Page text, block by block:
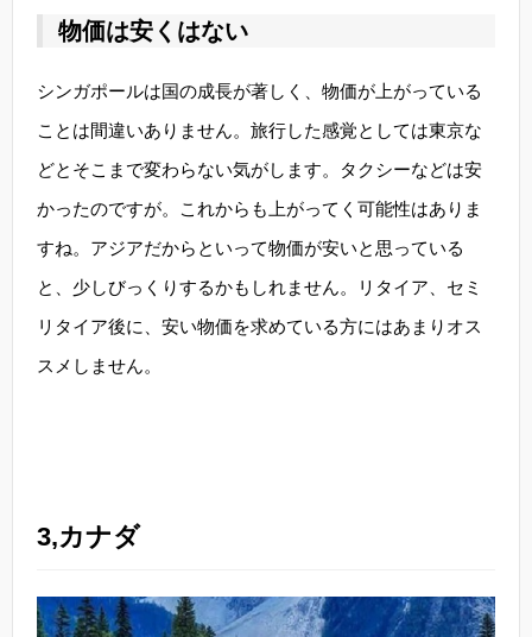
物価は安くはない
シンガポールは国の成長が著しく、物価が上がっている
ことは間違いありません。旅行した感覚としては東京な
どとそこまで変わらない気がします。タクシーなどは安
かったのですが。これからも上がってく可能性はありま
すね。アジアだからといって物価が安いと思っている
と、少しびっくりするかもしれません。リタイア、セミ
リタイア後に、安い物価を求めている方にはあまりオス
スメしません。
3,カナダ